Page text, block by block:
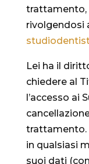
trattamento,
rivolgendosi
Lei ha il
chiedere al
l’accesso ai
trattamento.
in qualsiasi
suoi dati